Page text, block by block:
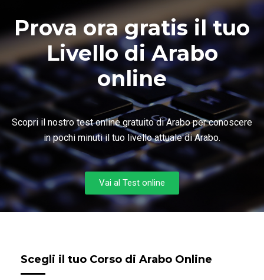
Prova ora gratis il tuo
Livello di Arabo
online
Scopri il nostro test online gratuito di Arabo per conoscere
in pochi minuti il tuo livello attuale di Arabo.
Vai al Test online
Scegli il tuo Corso di Arabo Online